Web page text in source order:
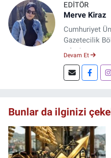
EDITÖR
Merve Kiraz
Cumhuriyet
Gazetecilik
televizyon ve
Şuan,
sitesinin Yazı
Devam Et
Bunlar da ilginizi